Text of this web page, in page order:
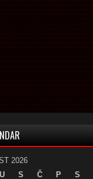
2026
U S Č P S